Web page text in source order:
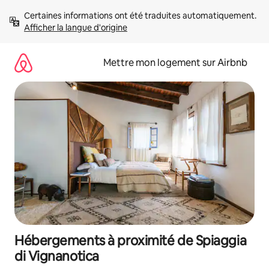
directement
Afficher la langue d'origine
Mettre mon logement sur Airbnb
Hébergements à proximité de Spiaggia
di Vignanotica